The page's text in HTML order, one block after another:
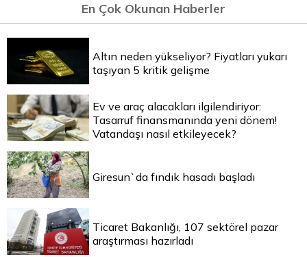
En Çok Okunan Haberler
Altın neden yükseliyor? Fiyatları yukarı
taşıyan 5 kritik gelişme
Ev ve araç alacakları ilgilendiriyor:
Tasarruf finansmanında yeni dönem!
Vatandaşı nasıl etkileyecek?
Giresun`da fındık hasadı başladı
Ticaret Bakanlığı, 107 sektörel pazar
araştırması hazırladı